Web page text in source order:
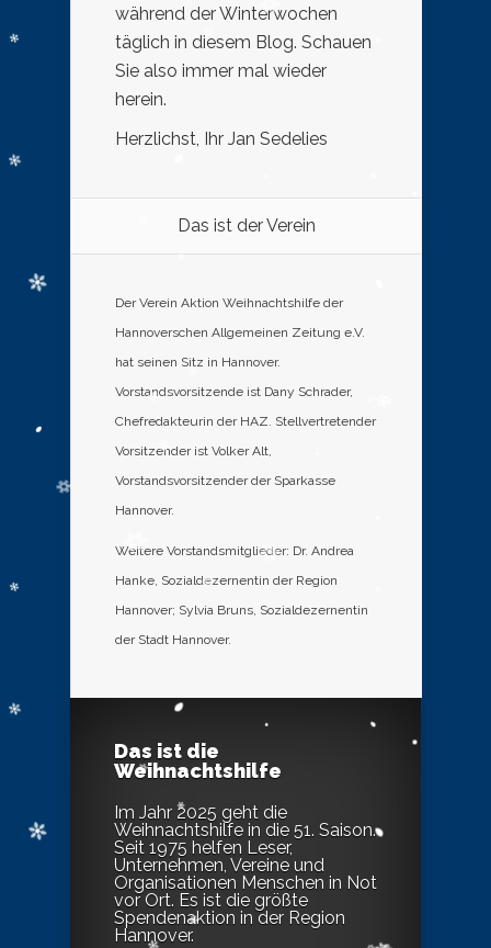
während der Winterwochen
täglich in diesem Blog. Schauen
Sie also immer mal wieder
herein.
Herzlichst, Ihr Jan Sedelies
Das ist der Verein
Der Verein Aktion Weihnachtshilfe der
Hannoverschen Allgemeinen Zeitung e.V.
hat seinen Sitz in Hannover.
Vorstandsvorsitzende ist Dany Schrader,
Chefredakteurin der HAZ. Stellvertretender
Vorsitzender ist Volker Alt,
Vorstandsvorsitzender der Sparkasse
Hannover.
Weitere Vorstandsmitglieder: Dr. Andrea
Hanke, Sozialdezernentin der Region
Hannover; Sylvia Bruns, Sozialdezernentin
der Stadt Hannover.
Das ist die
Weihnachtshilfe
Im Jahr 2025 geht die
Weihnachtshilfe in die 51. Saison.
Seit 1975 helfen Leser,
Unternehmen, Vereine und
Organisationen Menschen in Not
vor Ort. Es ist die größte
Spendenaktion in der Region
Hannover.